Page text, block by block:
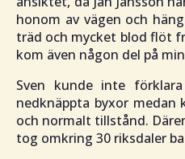
honom av vägen och
träd och mycket blod flöt
kom även någon del på
Sven kunde inte
nedknäppta byxor medan
och normalt tillstånd.
tog omkring 30 riksdaler